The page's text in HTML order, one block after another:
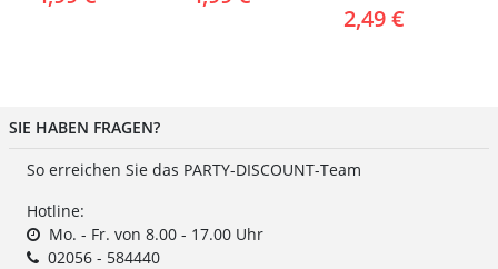
und Körper
2,49 €
SIE HABEN FRAGEN?
So erreichen Sie das PARTY-DISCOUNT-Team
Hotline:
Mo. - Fr. von 8.00 - 17.00 Uhr
02056 - 584440